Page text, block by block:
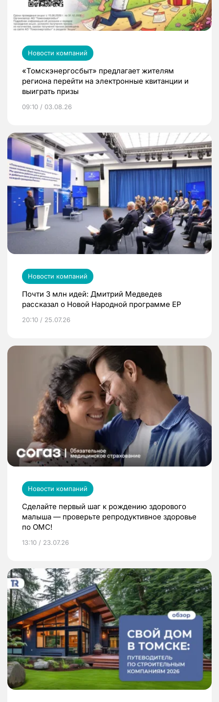
Новости компаний
«Томскэнергосбыт» предлагает жителям
региона перейти на электронные квитанции и
выиграть призы
09:10 / 03.08.26
Новости компаний
Почти 3 млн идей: Дмитрий Медведев
рассказал о Новой Народной программе ЕР
20:10 / 25.07.26
Новости компаний
Сделайте первый шаг к рождению здорового
малыша — проверьте репродуктивное здоровье
по ОМС!
13:10 / 23.07.26